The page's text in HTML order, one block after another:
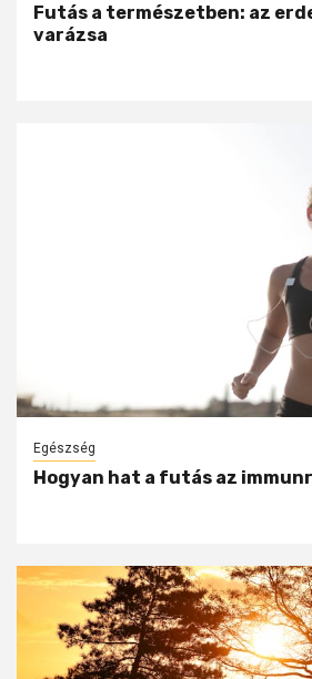
Futás a természetben: az
varázsa
Egészség
Hogyan hat a futás az